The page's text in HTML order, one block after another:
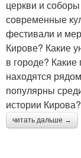
церкви и
современные
фестивали и
Кирове? Какие
в городе?
находятся
популярны
истории
читать дальше →